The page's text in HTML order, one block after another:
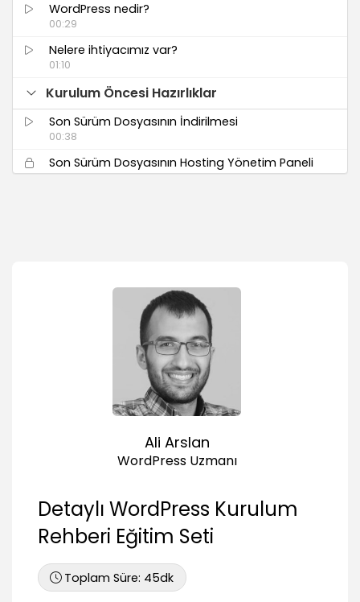
WordPress nedir?
00:29
Nelere ihtiyacımız var?
01:10
Kurulum Öncesi Hazırlıklar
Son Sürüm Dosyasının İndirilmesi
00:38
Son Sürüm Dosyasının Hosting Yönetim Paneli
ile Sunucuya Yüklenmesi
Plesk Panel ile Veritabanı Oluşturmak
WordPress Kurulumu
WP-Config Dosyasının Yapılandırılması
Meşhur 5 Dakikalık WordPress Kurulumu
Yerel Sunucuya WordPress Kurulumu
Windows için XAMPP Indırilmesi
Mac OSX için MAMP İndirilmesi
Ali Arslan
WordPress Uzmanı
Detaylı WordPress Kurulum
Rehberi Eğitim Seti
Toplam Süre: 45dk